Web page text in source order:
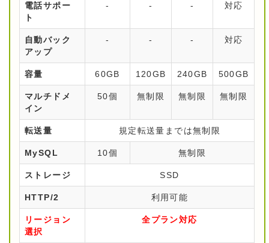
電話サポー
ト
- - - 対応
自動バック
アップ
- - - 対応
容量 60GB 120GB 240GB 500GB
マルチドメ
イン
50個 無制限 無制限 無制限
転送量 規定転送量までは無制限
MySQL 10個 無制限
ストレージ SSD
HTTP/2 利用可能
リージョン
選択
全プラン対応